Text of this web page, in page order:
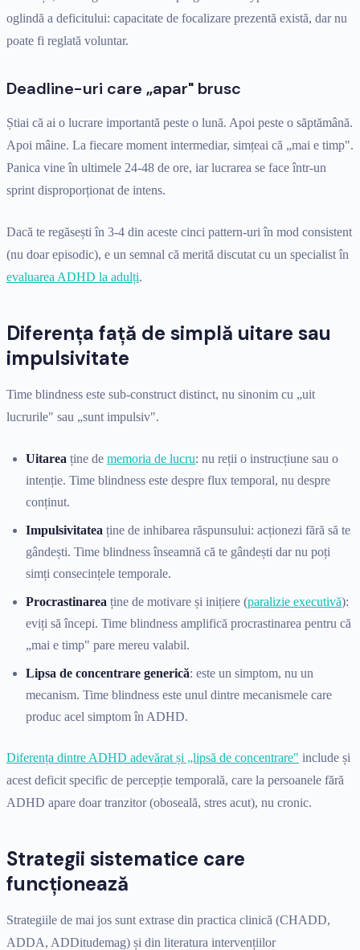
oglindă a deficitului: capacitate de focalizare prezentă există, dar nu
poate fi reglată voluntar.
Deadline-uri care „apar" brusc
Știai că ai o lucrare importantă peste o lună. Apoi peste o săptămână.
Apoi mâine. La fiecare moment intermediar, simțeai că „mai e timp".
Panica vine în ultimele 24-48 de ore, iar lucrarea se face într-un
sprint disproporționat de intens.
Dacă te regăsești în 3-4 din aceste cinci pattern-uri în mod consistent
(nu doar episodic), e un semnal că merită discutat cu un specialist în
evaluarea ADHD la adulți.
Diferența față de simplă uitare sau
impulsivitate
Time blindness este sub-construct distinct, nu sinonim cu „uit
lucrurile" sau „sunt impulsiv".
Uitarea ține de memoria de lucru: nu reții o instrucțiune sau o
intenție. Time blindness este despre flux temporal, nu despre
conținut.
Impulsivitatea ține de inhibarea răspunsului: acționezi fără să te
gândești. Time blindness înseamnă că te gândești dar nu poți
simți consecințele temporale.
Procrastinarea ține de motivare și inițiere (paralizie executivă):
eviți să începi. Time blindness amplifică procrastinarea pentru că
„mai e timp" pare mereu valabil.
Lipsa de concentrare generică: este un simptom, nu un
mecanism. Time blindness este unul dintre mecanismele care
produc acel simptom în ADHD.
Diferența dintre ADHD adevărat și „lipsă de concentrare" include și
acest deficit specific de percepție temporală, care la persoanele fără
ADHD apare doar tranzitor (oboseală, stres acut), nu cronic.
Strategii sistematice care
funcționează
Strategiile de mai jos sunt extrase din practica clinică (CHADD,
ADDA, ADDitudemag) și din literatura intervențiilor